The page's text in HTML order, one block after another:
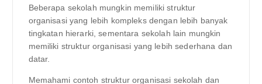
Beberapa sekolah mungkin memiliki struktur
organisasi yang lebih kompleks dengan lebih banyak
tingkatan hierarki, sementara sekolah lain mungkin
memiliki struktur organisasi yang lebih sederhana dan
datar.
Memahami contoh struktur organisasi sekolah dan